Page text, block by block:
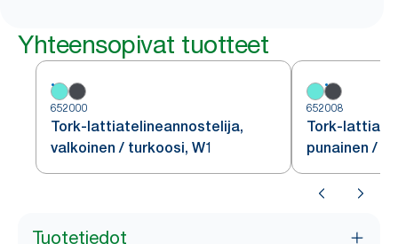
Yhteensopivat tuotteet
652000
Tork-lattiatelineannostelija,
valkoinen / turkoosi, W1
652008
Tork-
punainen /
Tuotetiedot